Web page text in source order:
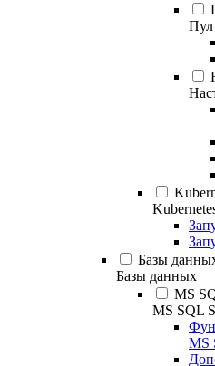
Пул
Базы
Базы данных
MS
MS SQL
MS